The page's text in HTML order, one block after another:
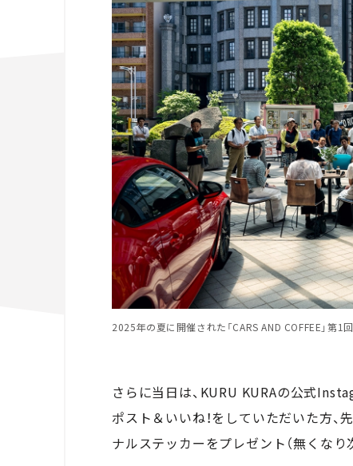
2025年の夏に開催された「CARS AND COFFEE」第
さらに当日は、KURU KURAの公式
ポスト＆いいね！をしていただいた方
ナルステッカーをプレゼント（無くなり